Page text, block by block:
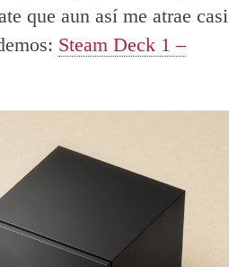
que aun así me atrae casi
Steam Deck 1 –